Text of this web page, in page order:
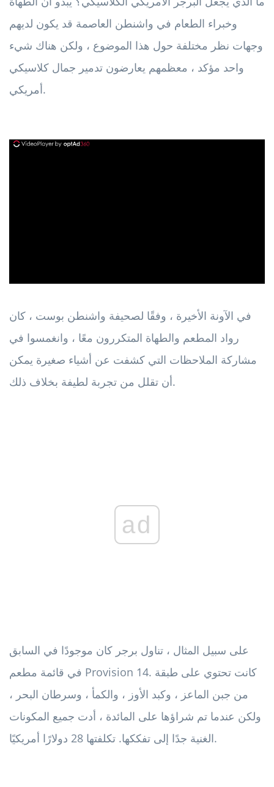
وخبراء الطعام في واشنطن العاصمة قد يكون لديهم
وجهات نظر مختلفة حول هذا الموضوع ، ولكن هناك شيء
واحد مؤكد ، معظمهم يعارضون تدمير جمال كلاسيكي
أمريكي.
في الآونة الأخيرة ، وفقًا لصحيفة واشنطن بوست ، كان
رواد المطعم والطهاة المتكررون معًا ، وانغمسوا في
مشاركة الملاحظات التي كشفت عن أشياء صغيرة يمكن
أن تقلل من تجربة لطيفة بخلاف ذلك.
ad
على سبيل المثال ، تناول برجر كان موجودًا في السابق
في قائمة مطعم Provision 14. كانت تحتوي على طبقة
من جبن الماعز ، وكبد الأوز ، والكمأ ، وسرطان البحر ،
ولكن عندما تم شراؤها على المائدة ، أدت جميع المكونات
الغنية جدًا إلى تفككها. تكلفتها 28 دولارًا أمريكيًا.